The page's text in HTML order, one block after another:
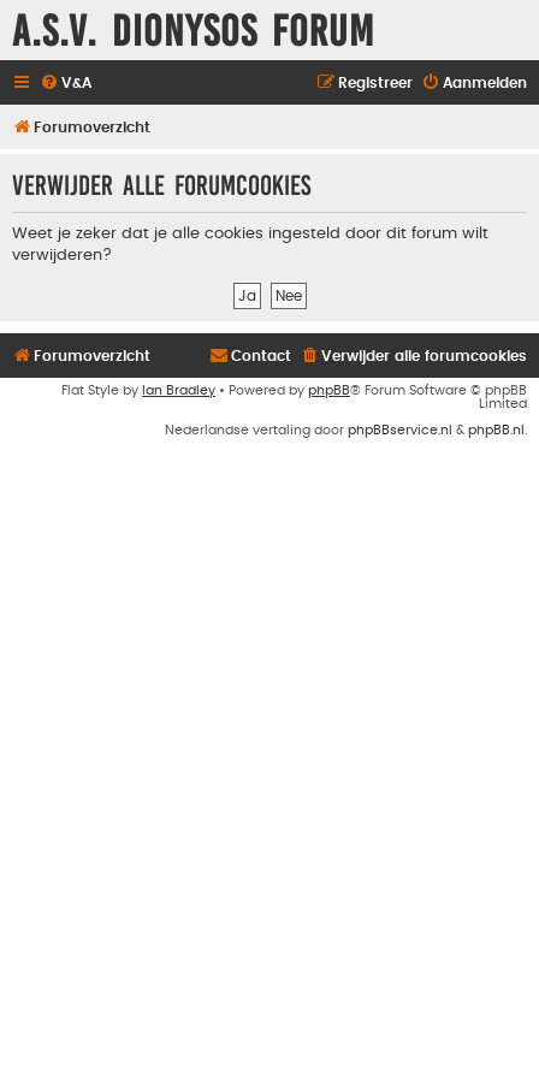
A.S.V. Dionysos Forum
V&A Aanmelden
Registreer
Forumoverzicht
Verwijder alle forumcookies
Weet je zeker dat je alle cookies ingesteld door dit forum wilt
verwijderen?
Forumoverzicht Verwijder alle forumcookies
Contact
Flat Style by Ian Bradley • Powered by phpBB® Forum Software © phpBB
Limited
Nederlandse vertaling door phpBBservice.nl & phpBB.nl